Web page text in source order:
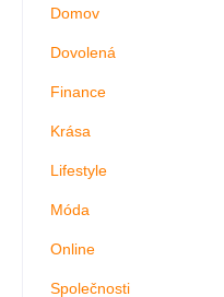
Domov
Dovolená
Finance
Krása
Lifestyle
Móda
Online
Společnosti